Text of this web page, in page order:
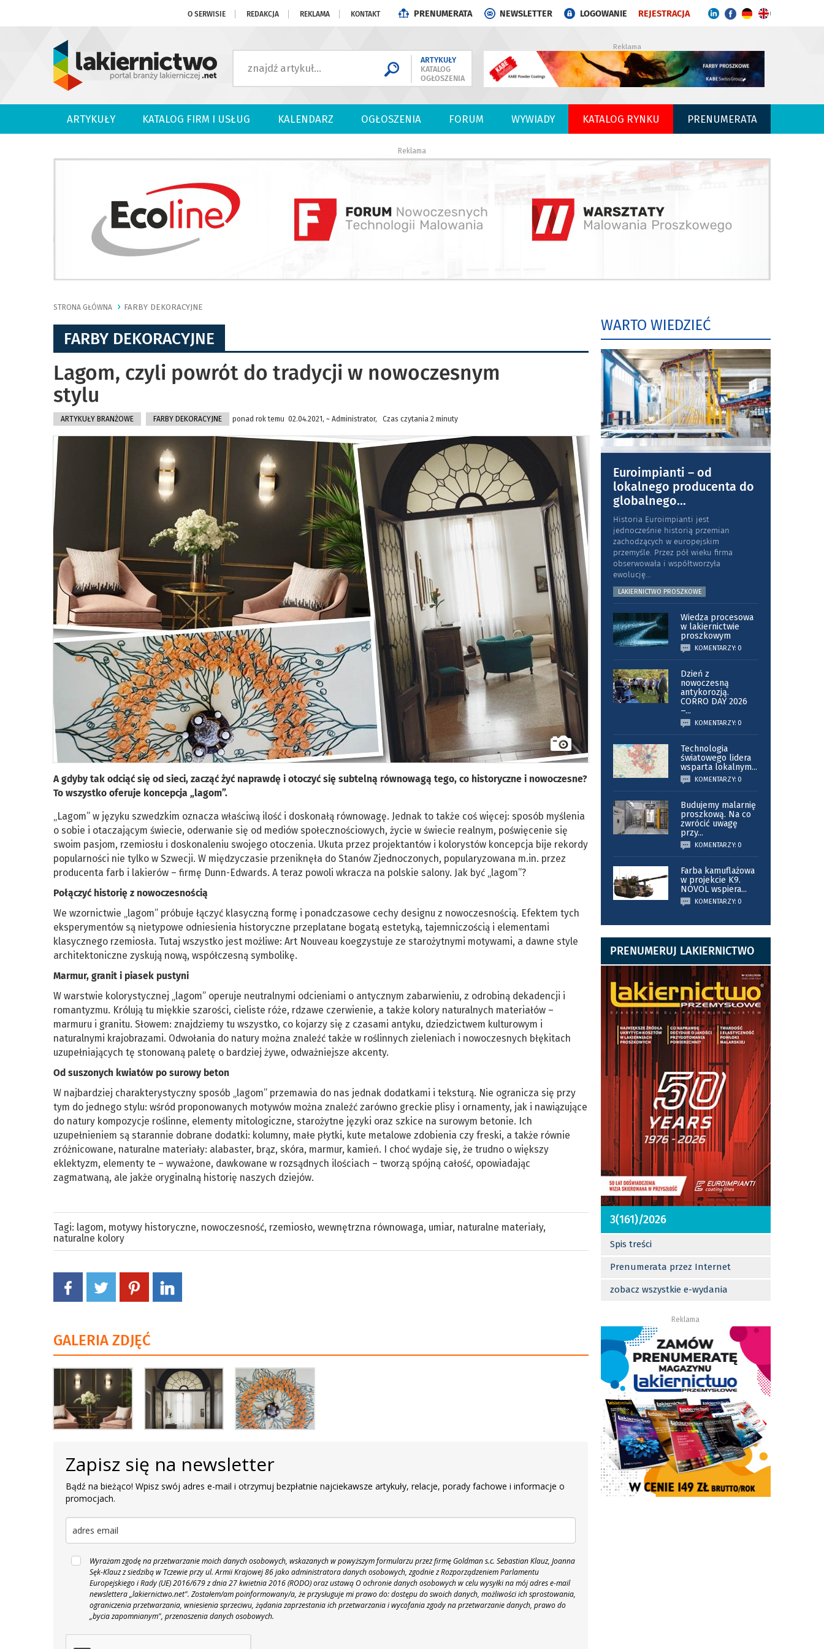
O SERWISIE REDAKCJA REKLAMA KONTAKT PRENUMERATA NEWSLETTER LOGOWANIE REJESTRACJA
ARTYKUŁY
KATALOG
OGŁOSZENIA
Reklama
ARTYKUŁY KATALOG FIRM I USŁUG KALENDARZ OGŁOSZENIA FORUM WYWIADY KATALOG RYNKU PRENUMERATA
Reklama
STRONA GŁÓWNA FARBY DEKORACYJNE
FARBY DEKORACYJNE
Lagom, czyli powrót do tradycji w nowoczesnym
stylu
ARTYKUŁY BRANŻOWE FARBY DEKORACYJNE ponad rok temu 02.04.2021, ~ Administrator, Czas czytania 2 minuty
A gdyby tak odciąć się od sieci, zacząć żyć naprawdę i otoczyć się subtelną równowagą tego, co historyczne i nowoczesne?
To wszystko oferuje koncepcja „lagom”.
„Lagom” w języku szwedzkim oznacza właściwą ilość i doskonałą równowagę. Jednak to także coś więcej: sposób myślenia
o sobie i otaczającym świecie, oderwanie się od mediów społecznościowych, życie w świecie realnym, poświęcenie się
swoim pasjom, rzemiosłu i doskonaleniu swojego otoczenia. Ukuta przez projektantów i kolorystów koncepcja bije rekordy
popularności nie tylko w Szwecji. W międzyczasie przeniknęła do Stanów Zjednoczonych, popularyzowana m.in. przez
producenta farb i lakierów – firmę Dunn-Edwards. A teraz powoli wkracza na polskie salony. Jak być „lagom”?
Połączyć historię z nowoczesnością
We wzornictwie „lagom” próbuje łączyć klasyczną formę i ponadczasowe cechy designu z nowoczesnością. Efektem tych
eksperymentów są nietypowe odniesienia historyczne przeplatane bogatą estetyką, tajemniczością i elementami
klasycznego rzemiosła. Tutaj wszystko jest możliwe: Art Nouveau koegzystuje ze starożytnymi motywami, a dawne style
architektoniczne zyskują nową, współczesną symbolikę.
Marmur, granit i piasek pustyni
W warstwie kolorystycznej „lagom” operuje neutralnymi odcieniami o antycznym zabarwieniu, z odrobiną dekadencji i
romantyzmu. Królują tu miękkie szarości, cieliste róże, rdzawe czerwienie, a także kolory naturalnych materiałów –
marmuru i granitu. Słowem: znajdziemy tu wszystko, co kojarzy się z czasami antyku, dziedzictwem kulturowym i
naturalnymi krajobrazami. Odwołania do natury można znaleźć także w roślinnych zieleniach i nowoczesnych błękitach
uzupełniających tę stonowaną paletę o bardziej żywe, odważniejsze akcenty.
Od suszonych kwiatów po surowy beton
W najbardziej charakterystyczny sposób „lagom” przemawia do nas jednak dodatkami i teksturą. Nie ogranicza się przy
tym do jednego stylu: wśród proponowanych motywów można znaleźć zarówno greckie plisy i ornamenty, jak i nawiązujące
do natury kompozycje roślinne, elementy mitologiczne, starożytne języki oraz szkice na surowym betonie. Ich
uzupełnieniem są starannie dobrane dodatki: kolumny, małe płytki, kute metalowe zdobienia czy freski, a także równie
zróżnicowane, naturalne materiały: alabaster, brąz, skóra, marmur, kamień. I choć wydaje się, że trudno o większy
eklektyzm, elementy te – wyważone, dawkowane w rozsądnych ilościach – tworzą spójną całość, opowiadając
zagmatwaną, ale jakże oryginalną historię naszych dziejów.
Tagi: lagom, motywy historyczne, nowoczesność, rzemiosło, wewnętrzna równowaga, umiar, naturalne materiały,
naturalne kolory
GALERIA ZDJĘĆ
Zapisz się na newsletter
Bądź na bieżąco! Wpisz swój adres e-mail i otrzymuj bezpłatnie najciekawsze artykuły, relacje, porady fachowe i informacje o
promocjach.
Wyrażam zgodę na przetwarzanie moich danych osobowych, wskazanych w powyższym formularzu przez firmę Goldman s.c. Sebastian Klauz, Joanna
Sęk-Klauz z siedzibą w Tczewie przy ul. Armii Krajowej 86 jako administratora danych osobowych, zgodnie z Rozporządzeniem Parlamentu
Europejskiego i Rady (UE) 2016/679 z dnia 27 kwietnia 2016 (RODO) oraz ustawą O ochronie danych osobowych w celu wysyłki na mój adres e-mail
newslettera „lakiernictwo.net". Zostałem/am poinformowany/a, że przysługuje mi prawo do: dostępu do swoich danych, możliwości ich sprostowania,
ograniczenia przetwarzania, wniesienia sprzeciwu, żądania zaprzestania ich przetwarzania i wycofania zgody na przetwarzanie danych, prawo do
„bycia zapomnianym", przenoszenia danych osobowych.
WARTO WIEDZIEĆ
Euroimpianti – od
lokalnego producenta do
globalnego...
Historia Euroimpianti jest
jednocześnie historią przemian
zachodzących w europejskim
przemyśle. Przez pół wieku firma
obserwowała i współtworzyła
ewolucję...
LAKIERNICTWO PROSZKOWE
Wiedza procesowa
w lakiernictwie
proszkowym
KOMENTARZY: 0
Dzień z
nowoczesną
antykorozją.
CORRO DAY 2026
–...
KOMENTARZY: 0
Technologia
światowego lidera
wsparta lokalnym...
KOMENTARZY: 0
Budujemy malarnię
proszkową. Na co
zwrócić uwagę
przy...
KOMENTARZY: 0
Farba kamuflażowa
w projekcie K9.
NOVOL wspiera...
KOMENTARZY: 0
PRENUMERUJ LAKIERNICTWO
3(161)/2026
Spis treści
Prenumerata przez Internet
zobacz wszystkie e-wydania
Reklama